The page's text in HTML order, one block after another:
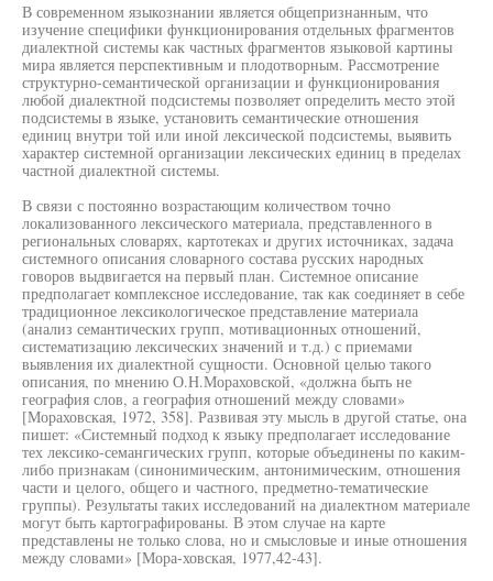
В современном языкознании является общепризнанным, что
изучение специфики функционирования отдельных фрагментов
диалектной системы как частных фрагментов языковой картины
мира является перспективным и плодотворным. Рассмотрение
структурно-семантической организации и функционирования
любой диалектной подсистемы позволяет определить место этой
подсистемы в языке, установить семантические отношения
единиц внутри той или иной лексической подсистемы, выявить
характер системной организации лексических единиц в пределах
частной диалектной системы.
В связи с постоянно возрастающим количеством точно
локализованного лексического материала, представленного в
региональных словарях, картотеках и других источниках, задача
системного описания словарного состава русских народных
говоров выдвигается на первый план. Системное описание
предполагает комплексное исследование, так как соединяет в себе
традиционное лексикологическое представление материала
(анализ семантических групп, мотивационных отношений,
систематизацию лексических значений и т.д.) с приемами
выявления их диалектной сущности. Основной целью такого
описания, по мнению О.Н.Мораховской, «должна быть не
география слов, а география отношений между словами»
[Мораховская, 1972, 358]. Развивая эту мысль в другой статье, она
пишет: «Системный подход к языку предполагает исследование
тех лексико-семангических групп, которые объединены по каким-
либо признакам (синонимическим, антонимическим, отношения
части и целого, общего и частного, предметно-тематические
группы). Результаты таких исследований на диалектном материале
могут быть картографированы. В этом случае на карте
представлены не только слова, но и смысловые и иные отношения
между словами» [Мора-ховская, 1977,42-43].